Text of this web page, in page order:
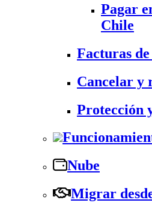
Pagar
Chile
Facturas
Cancelar y
Protección
Nube
Migrar